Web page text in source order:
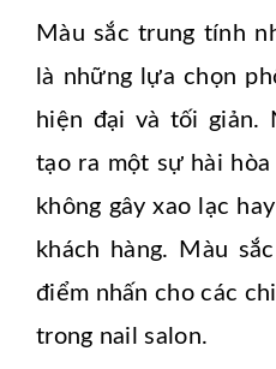
Màu sắc trung tính
là những lựa chọn
hiện đại và tối giản.
tạo ra một sự hài
không gây xao lạc
khách hàng. Màu
điểm nhấn cho các
trong nail salon.